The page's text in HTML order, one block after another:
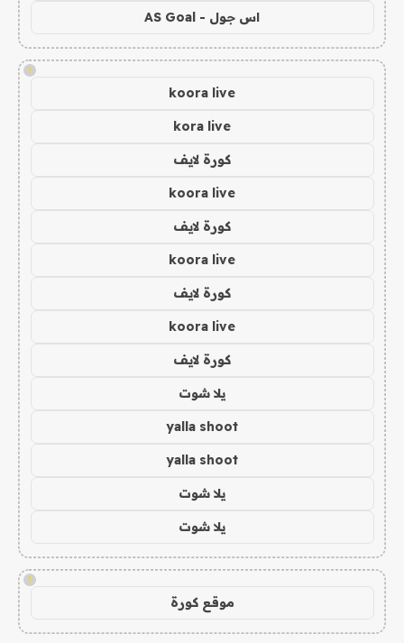
اس جول - AS Goal
!
koora live
kora live
كورة لايف
koora live
كورة لايف
koora live
كورة لايف
koora live
كورة لايف
يلا شوت
yalla shoot
yalla shoot
يلا شوت
يلا شوت
!
موقع كورة